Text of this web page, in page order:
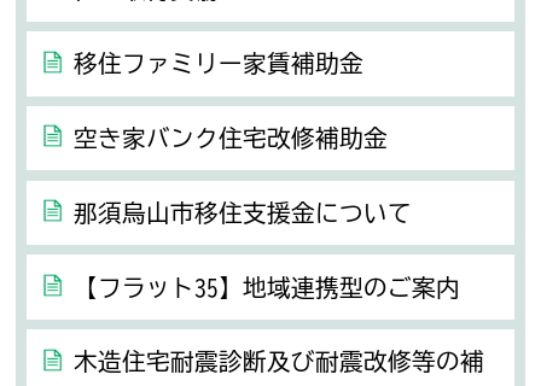
移住ファミリー家賃補助金
空き家バンク住宅改修補助金
那須烏山市移住支援金について
【フラット35】地域連携型のご案内
木造住宅耐震診断及び耐震改修等の補